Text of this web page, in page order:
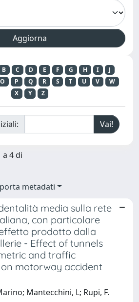
B C D E F G H I
J
O P Q R S T U V
W
X
Y Z
4 di
metadati
media sulla rete
con particolare
prodotto dalla
- Effect of tunnels
and traffic
motorway accident
Mantecchini, L; Rupi, F.